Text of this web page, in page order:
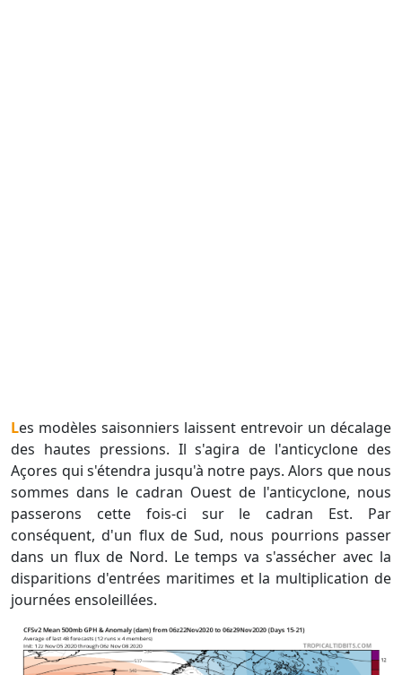
Les modèles saisonniers laissent entrevoir un décalage
des hautes pressions. Il s'agira de l'anticyclone des
Açores qui s'étendra jusqu'à notre pays. Alors que nous
sommes dans le cadran Ouest de l'anticyclone, nous
passerons cette fois-ci sur le cadran Est. Par
conséquent, d'un flux de Sud, nous pourrions passer
dans un flux de Nord. Le temps va s'assécher avec la
disparitions d'entrées maritimes et la multiplication de
journées ensoleillées.